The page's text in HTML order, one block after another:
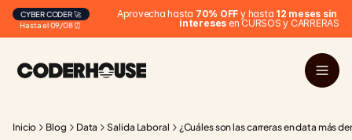
Hasta el 09/08 ⏰
CYBER CODER 🚀 Aprovecha hasta 70% OFF y hasta 12 meses sin
intereses en CURSOS y CARRERAS
Inicio Blog Data Salida Laboral ¿Cuáles son las carreras en data más